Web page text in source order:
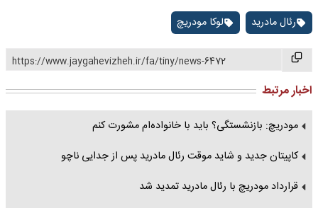
رئال مادرید لوکا مودریچ
https://www.jaygahevizheh.ir/fa/tiny/news-6472
اخبار مرتبط
مودریچ: بازنشستگی؟ باید با خانواده‌ام مشورت کنم
کاپیتان جدید و شاید موقت رئال مادرید پس از جدایی ناچو
قرارداد مودریچ با رئال مادرید تمدید شد